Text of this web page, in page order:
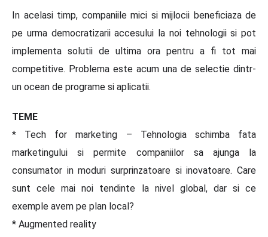
In acelasi timp, companiile mici si mijlocii beneficiaza de
pe urma democratizarii accesului la noi tehnologii si pot
implementa solutii de ultima ora pentru a fi tot mai
competitive. Problema este acum una de selectie dintr-
un ocean de programe si aplicatii.
TEME
* Tech for marketing – Tehnologia schimba fata
marketingului si permite companiilor sa ajunga la
consumator in moduri surprinzatoare si inovatoare. Care
sunt cele mai noi tendinte la nivel global, dar si ce
exemple avem pe plan local?
* Augmented reality